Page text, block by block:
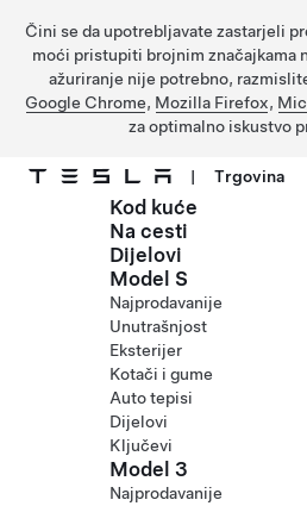
Čini se da upotrebljavate zastarjeli
moći pristupiti brojnim značajkama
ažuriranje nije potrebno,
Google Chrome, Mozilla Firefox,
za optimalno iskustvo
Prijeđite na glavni sadržaj
| Trgovina
Kod kuće
Na cesti
Dijelovi
Model S
Najprodavanije
Unutrašnjost
Eksterijer
Kotači i gume
Auto tepisi
Dijelovi
Ključevi
Model 3
Najprodavanije